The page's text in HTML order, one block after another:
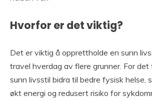
Hvorfor er det viktig?
Det er viktig å opprettholde en sunn
travel hverdag av flere grunner. For
sunn livsstil bidra til bedre fysisk helse,
økt energi og redusert risiko for